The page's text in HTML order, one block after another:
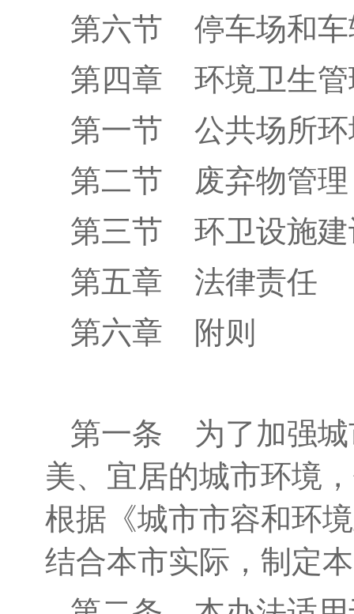
第六节 停车场和
第四章 环境卫生
第一节
公共场所
第二节
废弃物管理
第三节
环卫设施
第五章 法律责任
第六章
附则
第一条 为了加强
美、宜居的城市环境
根据《城市市容和环
结合本市实际，制定